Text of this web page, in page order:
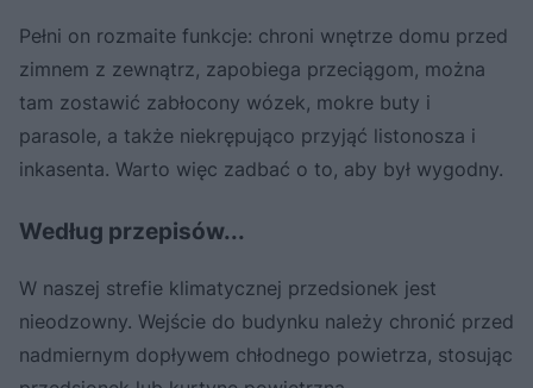
Pełni on rozmaite funkcje: chroni wnętrze domu przed
zimnem z zewnątrz, zapobiega przeciągom, można
tam zostawić zabłocony wózek, mokre buty i
parasole, a także niekrępująco przyjąć listonosza i
inkasenta. Warto więc zadbać o to, aby był wygodny.
Według przepisów...
W naszej strefie klimatycznej przedsionek jest
nieodzowny. Wejście do budynku należy chronić przed
nadmiernym dopływem chłodnego powietrza, stosując